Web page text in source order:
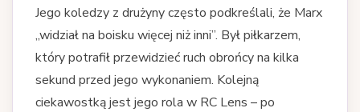
Jego koledzy z drużyny często podkreślali, że Marx
„widział na boisku więcej niż inni”. Był piłkarzem,
który potrafił przewidzieć ruch obrońcy na kilka
sekund przed jego wykonaniem. Kolejną
ciekawostką jest jego rola w RC Lens – po